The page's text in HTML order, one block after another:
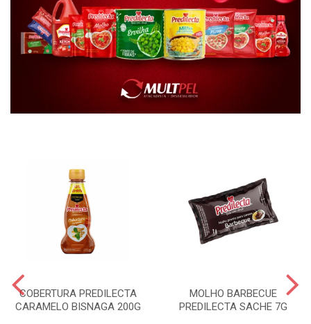
COBERTURA PREDILECTA
CARAMELO BISNAGA 200G
MOLHO BARBECUE
PREDILECTA SACHE 7G